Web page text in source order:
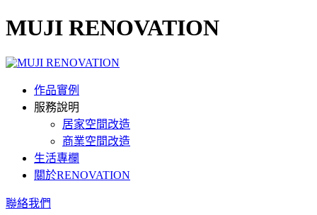
MUJI RENOVATION
作品實例
服務說明
居家空間改造
商業空間改造
生活專欄
關於RENOVATION
聯絡我們